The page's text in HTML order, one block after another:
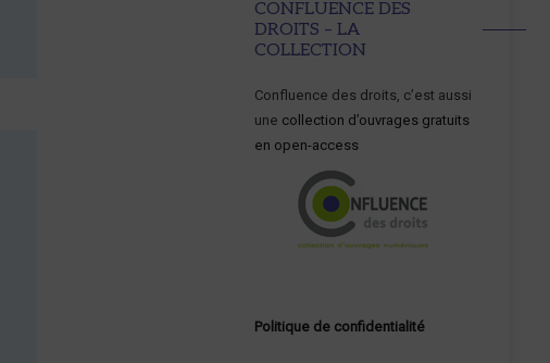
CONFLUENCE DES
DROITS – LA
COLLECTION
Confluence des droits, c’est aussi
une collection d’ouvrages gratuits
en open-access
Politique de confidentialité